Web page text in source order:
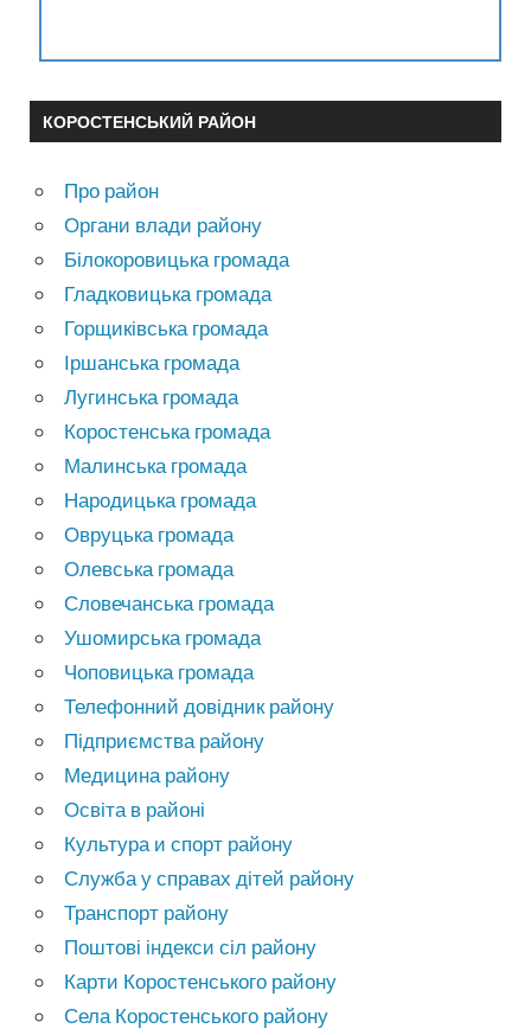
КОРОСТЕНСЬКИЙ РАЙОН
Про район
Органи влади району
Білокоровицька громада
Гладковицька громада
Горщиківська громада
Іршанська громада
Лугинська громада
Коростенська громада
Малинська громада
Народицька громада
Овруцька громада
Олевська громада
Словечанська громада
Ушомирська громада
Чоповицька громада
Телефонний довідник району
Підприємства району
Медицина району
Освіта в районі
Культура и спорт району
Служба у справах дітей району
Транспорт району
Поштові індекси сіл району
Карти Коростенського району
Села Коростенського району